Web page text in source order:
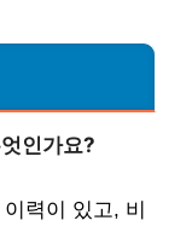
인가요?
력이 있고, 비